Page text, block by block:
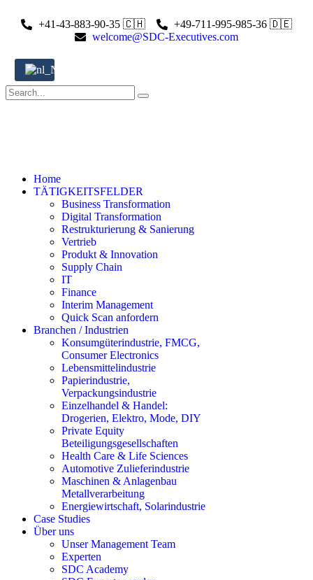
+41-43-883-90-35 🇨🇭
+49-711-995-985-36 🇩🇪
welcome@SDC-Executives.com
DE
Home
TÄTIGKEITSFELDER
Business Transformation
Digital Transformation
Restrukturierung & Sanierung
Vertrieb
Produkt & Innovation
Supply Chain
IT
Finance
Interim Management
Quick Scan anfordern
Branchen / Industrien
Konsumgüterindustrie, FMCG,
Consumer Electronics
Lebensmittelindustrie
Papierindustrie,
Verpackungsindustrie
Einzelhandel & Handel:
Drogerien, Elektro, Mode, DIY
Private Equity
Beteiligungsgesellschaften
Health Care & Life Sciences
Automotive Zulieferindustrie
Maschinen & Anlagenbau
Metallverarbeitung
Energiewirtschaft, Solarindustrie
Case Studies
Über uns
Unser Management Team
Experten
SDC Academy